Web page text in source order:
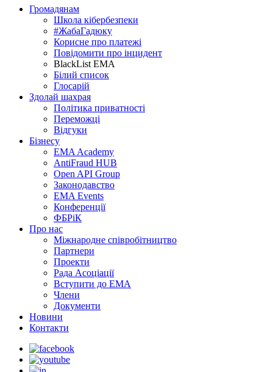
Громадянам
Школа кібербезпеки
#ЖабаГадюку
Корисне про платежі
Повідомити про інцидент
BlackList EMA
Білий список
Глосарій
Здолай шахрая
Політика приватності
Переможцi
Відгуки
Бізнесу
EMA Academy
AntiFraud HUB
Open API Group
Законодавство
EMA Events
Конференції
ФБРіК
Про нас
Міжнародне співробітництво
Партнери
Проекти
Рада Асоціації
Вступити до ЕМА
Члени
Документи
Новини
Контакти